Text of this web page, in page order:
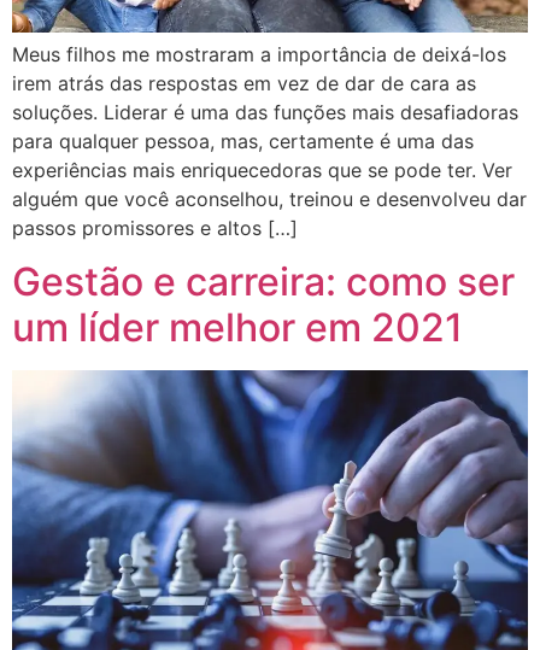
Meus filhos me mostraram a importância de deixá-los
irem atrás das respostas em vez de dar de cara as
soluções. Liderar é uma das funções mais desafiadoras
para qualquer pessoa, mas, certamente é uma das
experiências mais enriquecedoras que se pode ter. Ver
alguém que você aconselhou, treinou e desenvolveu dar
passos promissores e altos […]
Gestão e carreira: como ser
um líder melhor em 2021